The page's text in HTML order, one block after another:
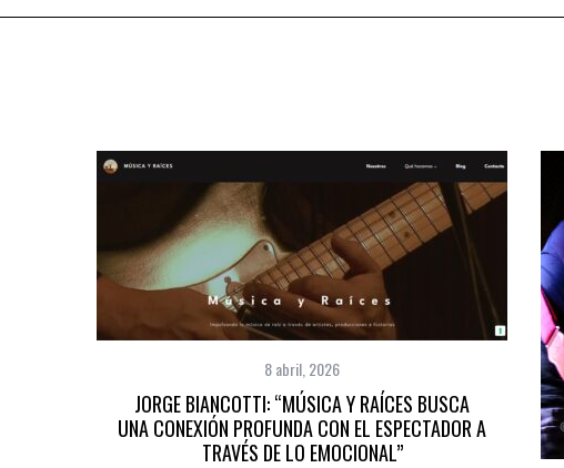
8 abril, 2026
JORGE BIANCOTTI: “MÚSICA Y RAÍCES BUSCA
UNA CONEXIÓN PROFUNDA CON EL ESPECTADOR A
TRAVÉS DE LO EMOCIONAL”